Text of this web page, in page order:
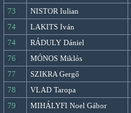
73
NISTOR Iulian
74
LAKITS Iván
74
RÁDULY Dániel
76
MÓNOS Miklós
77
SZIKRA Gergő
78
VLAD Taropa
79
MIHÁLYFI Noel Gábor